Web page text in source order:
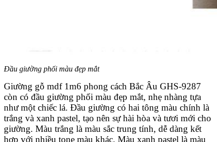
Đầu giường phối màu đẹp mắt
Giường gỗ mdf 1m6 phong cách Bắc Âu GHS-9287
còn có đầu giường phối màu đẹp mắt, nhẹ nhàng tựa
như một chiếc lá. Đầu giường có hai tông màu chính là
trắng và xanh pastel, tạo nên sự hài hòa và tươi mới cho
giường. Màu trắng là màu sắc trung tính, dễ dàng kết
hợp với nhiều tone màu khác. Màu xanh pastel là màu